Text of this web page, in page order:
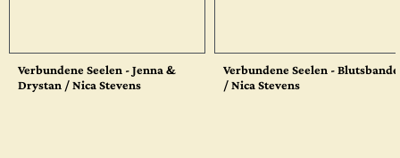
Verbundene Seelen - Jenna &
Drystan / Nica Stevens
Verbundene Seelen - Blutsbande
/ Nica Stevens